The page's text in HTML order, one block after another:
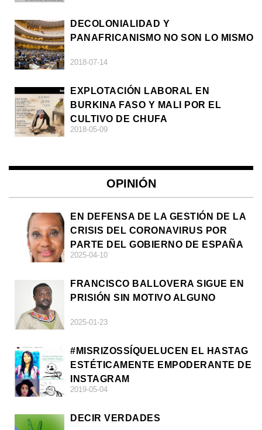
DECOLONIALIDAD Y
PANAFRICANISMO NO SON LO MISMO
2018-07-14
EXPLOTACIÓN LABORAL EN
BURKINA FASO Y MALI POR EL
CULTIVO DE CHUFA
2018-05-09
OPINIÓN
EN DEFENSA DE LA GESTIÓN DE LA
CRISIS DEL CORONAVIRUS POR
PARTE DEL GOBIERNO DE ESPAÑA
2025-04-10
FRANCISCO BALLOVERA SIGUE EN
PRISIÓN SIN MOTIVO ALGUNO
2025-01-23
#MISRIZOSSÍQUELUCEN EL HASTAG
ESTÉTICAMENTE EMPODERANTE DE
INSTAGRAM
2019-05-04
DECIR VERDADES